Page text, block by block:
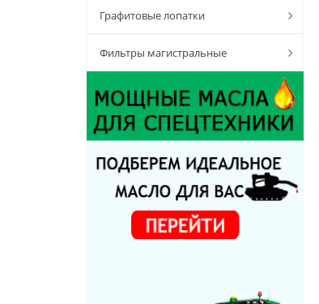
Графитовые лопатки
Фильтры магистральные